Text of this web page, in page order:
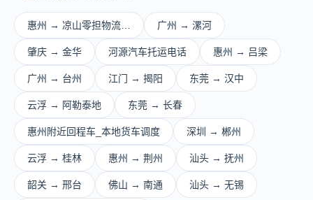
惠州 → 凉山零担物流… 广州 → 漯河
肇庆 → 金华 河源汽车托运电话 惠州 → 吕梁
广州 → 台州 江门 → 揭阳 东莞 → 汉中
云浮 → 阿勒泰地 东莞 → 长春
惠州附近回程车_本地货车调度 深圳 → 郴州
云浮 → 桂林 惠州 → 荆州 汕头 → 抚州
韶关 → 邢台 佛山 → 南通 汕头 → 无锡